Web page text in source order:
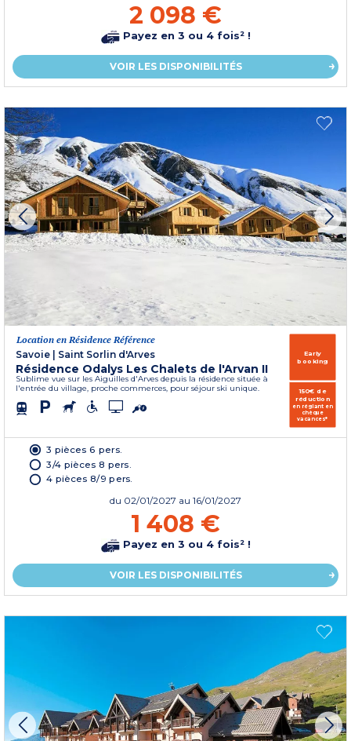
2 098 €
Payez en 3 ou 4 fois² !
VOIR LES DISPONIBILITÉS
Location en Résidence Référence
Savoie
Saint Sorlin d'Arves
Résidence Odalys Les Chalets de l'Arvan II
Sublime vue sur les Aiguilles d'Arves depuis la résidence située à
l'entrée du village, proche commerces, pour séjour ski unique.
Early
booking
150€ de
réduction
en réglant en
chèque
vacances*
3 pièces 6 pers.
3/4 pièces 8 pers.
4 pièces 8/9 pers.
du 02/01/2027 au 16/01/2027
1 408 €
Payez en 3 ou 4 fois² !
VOIR LES DISPONIBILITÉS